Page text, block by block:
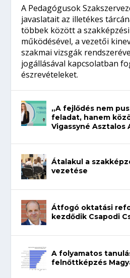
A Pedagógusok
javaslatait az illetékes
többek között a
működésével, a vezetői
szakmai vizsgák
jogállásával kapcsolatban
észrevételeket.
„A fejlődés nem
feladat, hanem
Vigassyné Asztalos
Átalakul a
vezetése
Átfogó oktatási
kezdődik Csapodi
A folyamatos
felnőttképzés